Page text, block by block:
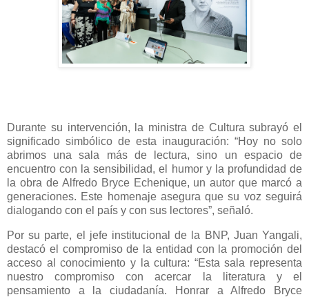
Durante su intervención, la ministra de Cultura subrayó el
significado simbólico de esta inauguración: “Hoy no solo
abrimos una sala más de lectura, sino un espacio de
encuentro con la sensibilidad, el humor y la profundidad de
la obra de Alfredo Bryce Echenique, un autor que marcó a
generaciones. Este homenaje asegura que su voz seguirá
dialogando con el país y con sus lectores”, señaló.
Por su parte, el jefe institucional de la BNP, Juan Yangali,
destacó el compromiso de la entidad con la promoción del
acceso al conocimiento y la cultura: “Esta sala representa
nuestro compromiso con acercar la literatura y el
pensamiento a la ciudadanía. Honrar a Alfredo Bryce